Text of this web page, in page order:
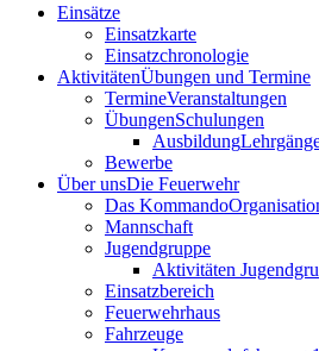
Einsätze
Einsatzkarte
Einsatzchronologie
AktivitätenÜbungen und Termine
TermineVeranstaltungen
ÜbungenSchulungen
Ausbildung
Bewerbe
Über unsDie Feuerwehr
Das Kommando
Mannschaft
Jugendgruppe
Aktivitäten
Einsatzbereich
Feuerwehrhaus
Fahrzeuge